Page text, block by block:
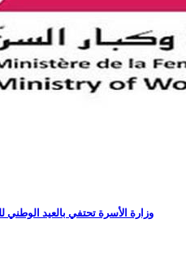
وزارة الأسرة تحتفي بالعيد